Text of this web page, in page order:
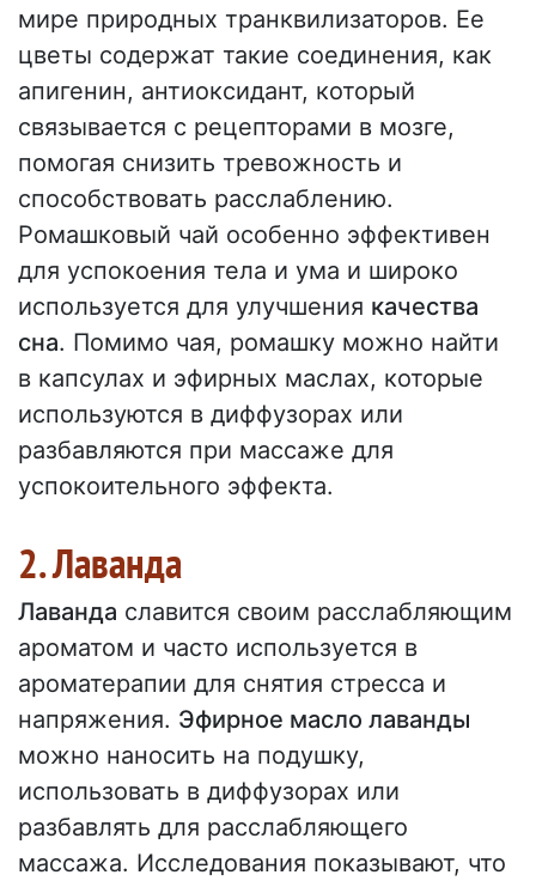
мире природных транквилизаторов. Ее
цветы содержат такие соединения, как
апигенин, антиоксидант, который
связывается с рецепторами в мозге,
помогая снизить тревожность и
способствовать расслаблению.
Ромашковый чай особенно эффективен
для успокоения тела и ума и широко
используется для улучшения качества
сна. Помимо чая, ромашку можно найти
в капсулах и эфирных маслах, которые
используются в диффузорах или
разбавляются при массаже для
успокоительного эффекта.
2. Лаванда
Лаванда славится своим расслабляющим
ароматом и часто используется в
ароматерапии для снятия стресса и
напряжения. Эфирное масло лаванды
можно наносить на подушку,
использовать в диффузорах или
разбавлять для расслабляющего
массажа. Исследования показывают, что